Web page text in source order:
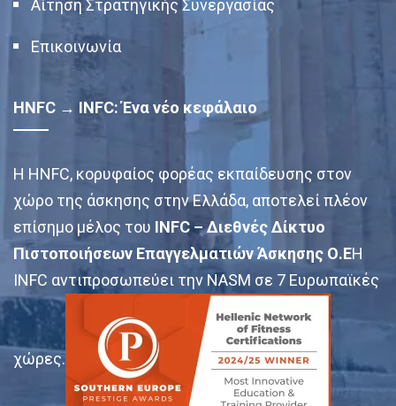
Αίτηση Στρατηγικής Συνεργασίας
Επικοινωνία
HNFC → INFC: Ένα νέο κεφάλαιο
Η HNFC, κορυφαίος φορέας εκπαίδευσης στον
χώρο της άσκησης στην Ελλάδα, αποτελεί πλέον
επίσημο μέλος του INFC – Διεθνές Δίκτυο
Πιστοποιήσεων Επαγγελματιών Άσκησης Ο.ΕΗ
INFC αντιπροσωπεύει την NASM σε 7 Ευρωπαϊκές
χώρες.